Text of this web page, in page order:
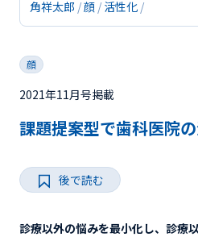
新着
後
角祥太郎 顔 活性化
顔
2021年11月号掲載
課題提案型で歯科医院
後で読む
診療以外の悩みを最小化し、診療